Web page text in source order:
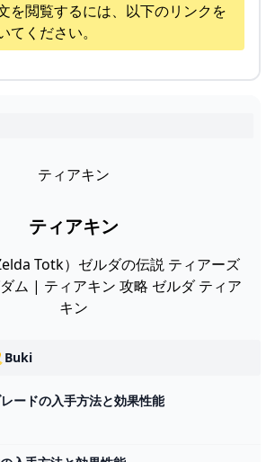
を閲覧するには、以下のリンクを
てください。
ティアキン
ティアキン
Totk）ゼルダの伝説 ティアーズ
ム | ティアキン 攻略 ゼルダ ティア
キン
ードの入手方法と効果性能